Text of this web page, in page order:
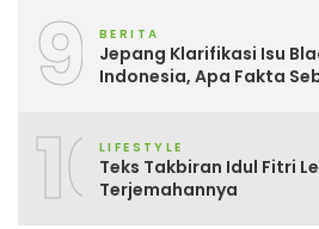
9 BERITA
Jepang Klarifikasi Isu
Indonesia, Apa Fakta
10LIFESTYLE
Teks Takbiran Idul Fitri
Terjemahannya